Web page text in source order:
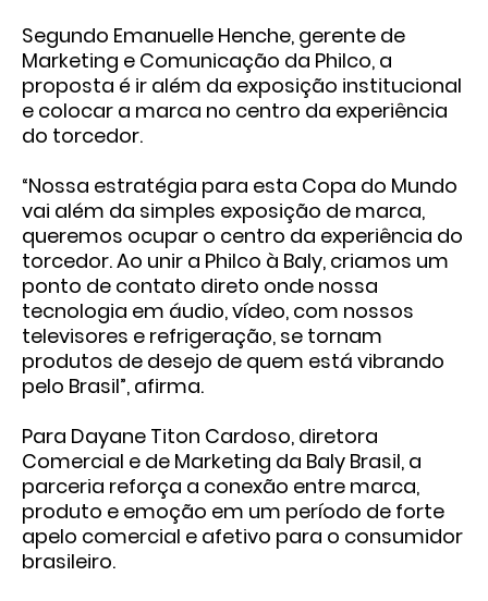
Segundo Emanuelle Henche, gerente de
Marketing e Comunicação da Philco, a
proposta é ir além da exposição institucional
e colocar a marca no centro da experiência
do torcedor.
“Nossa estratégia para esta Copa do Mundo
vai além da simples exposição de marca,
queremos ocupar o centro da experiência do
torcedor. Ao unir a Philco à Baly, criamos um
ponto de contato direto onde nossa
tecnologia em áudio, vídeo, com nossos
televisores e refrigeração, se tornam
produtos de desejo de quem está vibrando
pelo Brasil”, afirma.
Para Dayane Titon Cardoso, diretora
Comercial e de Marketing da Baly Brasil, a
parceria reforça a conexão entre marca,
produto e emoção em um período de forte
apelo comercial e afetivo para o consumidor
brasileiro.